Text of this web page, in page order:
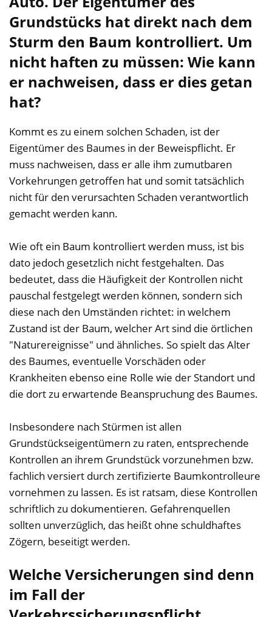
Grundstücks hat direkt nach dem
Sturm den Baum kontrolliert. Um
nicht haften zu müssen: Wie kann
er nachweisen, dass er dies getan
hat?
Kommt es zu einem solchen Schaden, ist der
Eigentümer des Baumes in der Beweispflicht. Er
muss nachweisen, dass er alle ihm zumutbaren
Vorkehrungen getroffen hat und somit tatsächlich
nicht für den verursachten Schaden verantwortlich
gemacht werden kann.
Wie oft ein Baum kontrolliert werden muss, ist bis
dato jedoch gesetzlich nicht festgehalten. Das
bedeutet, dass die Häufigkeit der Kontrollen nicht
pauschal festgelegt werden können, sondern sich
diese nach den Umständen richtet: in welchem
Zustand ist der Baum, welcher Art sind die örtlichen
"Naturereignisse" und ähnliches. So spielt das Alter
des Baumes, eventuelle Vorschäden oder
Krankheiten ebenso eine Rolle wie der Standort und
die dort zu erwartende Beanspruchung des Baumes.
Insbesondere nach Stürmen ist allen
Grundstückseigentümern zu raten, entsprechende
Kontrollen an ihrem Grundstück vorzunehmen bzw.
fachlich versiert durch zertifizierte Baumkontrolleure
vornehmen zu lassen. Es ist ratsam, diese Kontrollen
schriftlich zu dokumentieren. Gefahrenquellen
sollten unverzüglich, das heißt ohne schuldhaftes
Zögern, beseitigt werden.
Welche Versicherungen sind denn
im Fall der